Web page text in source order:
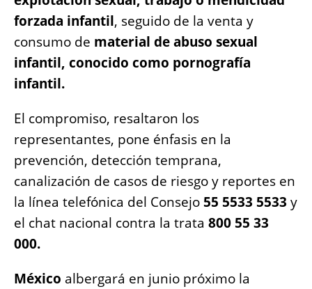
forzada infantil, seguido de la venta y
consumo de material de abuso sexual
infantil, conocido como pornografía
infantil.
El compromiso, resaltaron los
representantes, pone énfasis en la
prevención, detección temprana,
canalización de casos de riesgo y reportes en
la línea telefónica del Consejo 55 5533 5533 y
el chat nacional contra la trata 800 55 33
000.
México albergará en junio próximo la